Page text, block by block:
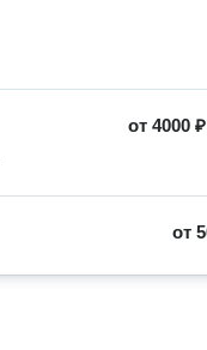
от4000 ₽
от